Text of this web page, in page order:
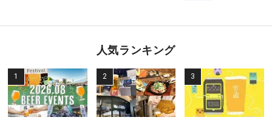
人気ランキング